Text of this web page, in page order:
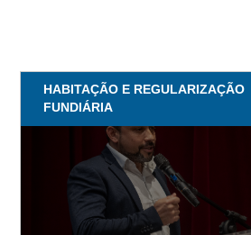
HABITAÇÃO E REGULARIZAÇÃO
FUNDIÁRIA